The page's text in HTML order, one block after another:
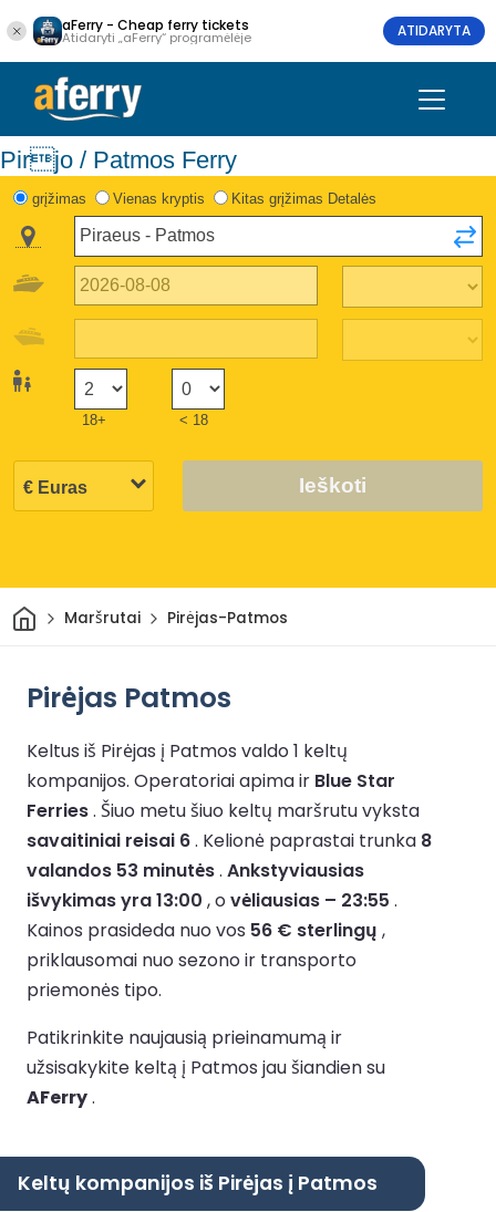
aFerry - Cheap ferry tickets
Atidaryti „aFerry“ programėlėje ATIDARYTA
Pirjo / Patmos Ferry
grįžimas Vienas kryptis Kitas grįžimas Detalės
18+ < 18
Ieškoti
Pradžia
Maršrutai Pirėjas-Patmos
Pirėjas Patmos
Keltus iš Pirėjas į Patmos valdo 1 keltų
kompanijos. Operatoriai apima ir Blue Star
Ferries. Šiuo metu šiuo keltų maršrutu vyksta
savaitiniai reisai 6. Kelionė paprastai trunka 8
valandos 53 minutės. Ankstyviausias
išvykimas yra 13:00 , o vėliausias – 23:55 .
Kainos prasideda nuo vos 56 € sterlingų ,
priklausomai nuo sezono ir transporto
priemonės tipo.
Patikrinkite naujausią prieinamumą ir
užsisakykite keltą į Patmos jau šiandien su
AFerry.
Keltų kompanijos iš Pirėjas į Patmos